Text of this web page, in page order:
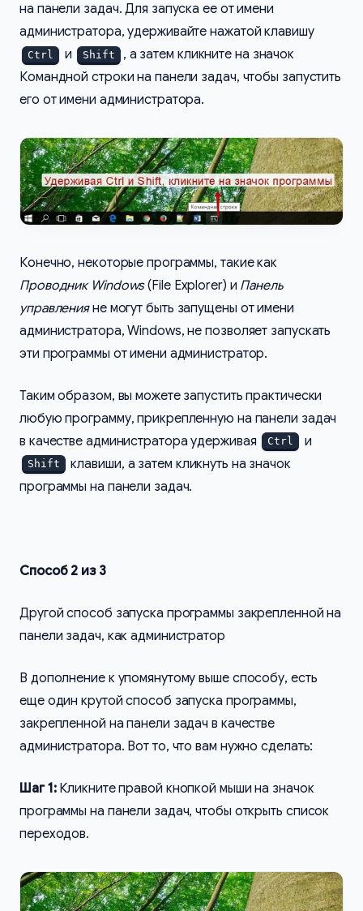
на панели задач. Для запуска ее от имени
администратора, удерживайте нажатой клавишу
Ctrl и Shift
, а затем кликните на значок
Командной строки на панели задач, чтобы запустить
его от имени администратора.
Конечно, некоторые программы, такие как
Проводник Windows(File Explorer) и Панель
управленияне могут быть запущены от имени
администратора, Windows, не позволяет запускать
эти программы от имени администратор.
Таким образом, вы можете запустить практически
любую программу, прикрепленную на панели задач
в качестве администратора удерживая
Ctrl и
Shift
клавиши, а затем кликнуть на значок
программы на панели задач.
Способ 2 из 3
Другой способ запуска программы закрепленной на
панели задач, как администратор
В дополнение к упомянутому выше способу, есть
еще один крутой способ запуска программы,
закрепленной на панели задач в качестве
администратора. Вот то, что вам нужно сделать:
Шаг 1:Кликните правой кнопкой мыши на значок
программы на панели задач, чтобы открыть список
переходов.